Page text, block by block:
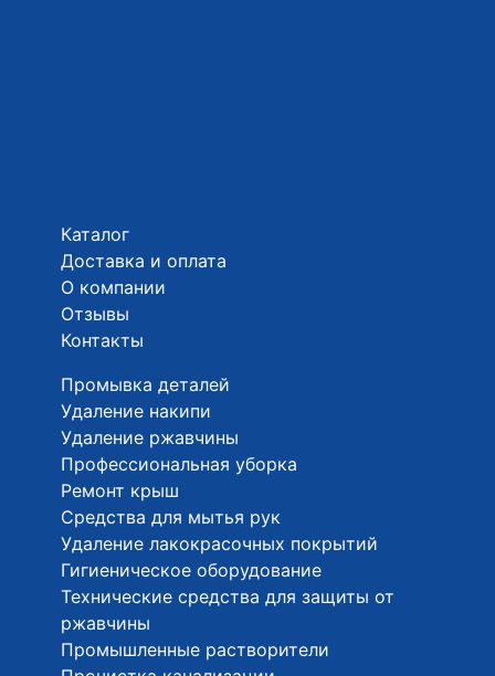
Каталог
Доставка и оплата
О компании
Отзывы
Контакты
Промывка деталей
Удаление накипи
Удаление ржавчины
Профессиональная уборка
Ремонт крыш
Средства для мытья рук
Удаление лакокрасочных покрытий
Гигиеническое оборудование
Технические средства для защиты от
ржавчины
Промышленные растворители